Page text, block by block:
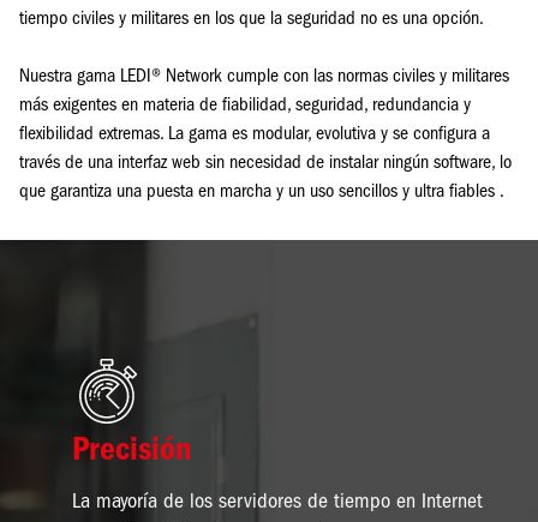
tiempo civiles y militares en los que la seguridad no es una opción.
Nuestra gama LEDI® Network cumple con las normas civiles y militares
más exigentes en materia de fiabilidad, seguridad, redundancia y
flexibilidad extremas. La gama es modular, evolutiva y se configura a
través de una interfaz web sin necesidad de instalar ningún software, lo
que garantiza una puesta en marcha y un uso sencillos y ultra fiables .
Imagen
Precisión
La mayoría de los servidores de tiempo en Internet